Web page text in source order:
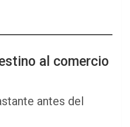
al comercio
antes del